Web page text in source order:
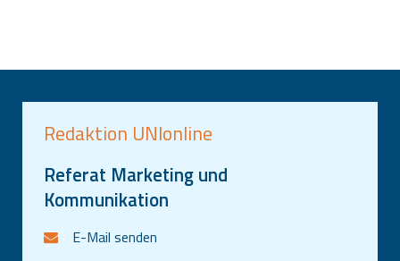
Redaktion UNIonline
Referat Marketing und
Kommunikation
E-Mail senden